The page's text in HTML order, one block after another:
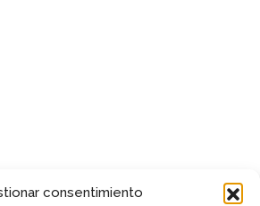
consentimiento